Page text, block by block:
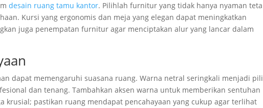
desain ruang tamu kantor. Pilihlah furnitur yang tidak hanya nyaman
Kursi yang ergonomis dan meja yang elegan dapat meningkatkan
juga penempatan furnitur agar menciptakan alur yang lancar dalam
dapat memengaruhi suasana ruang. Warna netral seringkali menjadi
dan tenang. Tambahkan aksen warna untuk memberikan sentuhan
krusial; pastikan ruang mendapat pencahayaan yang cukup agar terlihat